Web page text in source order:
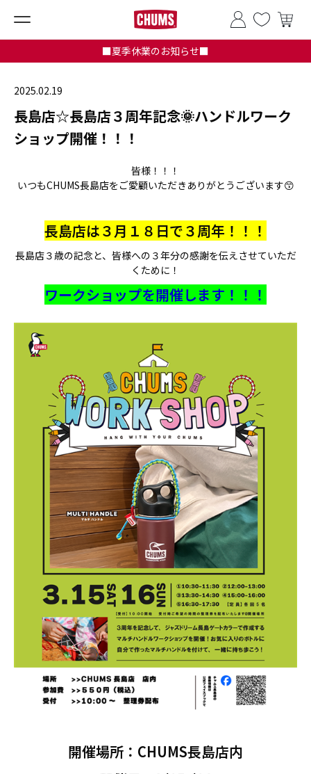
■夏季休業のお知らせ■
2025.02.19
長島店☆長島店３周年記念🌞ハンドルワーク
ショップ開催！！！
皆様！！！
いつもCHUMS長島店をご愛顧いただきありがとうございます😙
長島店は３月１８日で３周年！！！
長島店３歳の記念と、皆様への３年分の感謝を伝えさせていただ
くために！
ワークショップを開催します！！！
開催場所：CHUMS長島店内